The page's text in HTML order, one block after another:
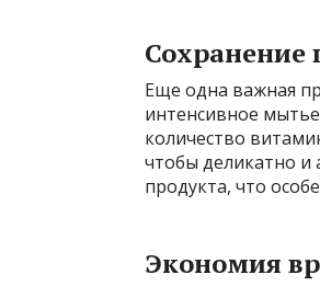
Сохранение
Еще одна важная
интенсивное
количество
чтобы деликатно и
продукта, что
Экономия